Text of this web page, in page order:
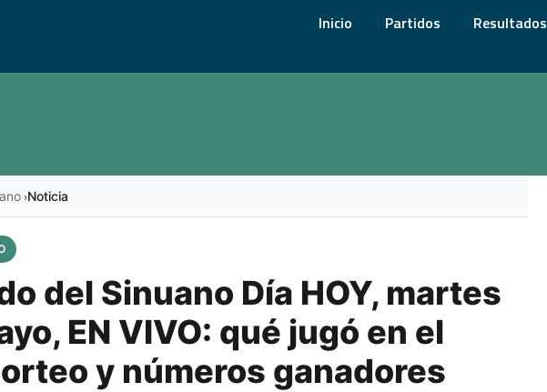
Inicio Partidos Resultados
›Noticia
del Sinuano Día HOY, martes
EN VIVO: qué jugó en el
y números ganadores